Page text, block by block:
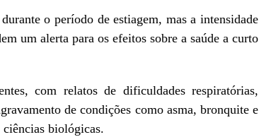
o período de estiagem, mas a intensidade
um alerta para os efeitos sobre a saúde a curto
com relatos de dificuldades respiratórias,
de condições como asma, bronquite e
ciências biológicas.